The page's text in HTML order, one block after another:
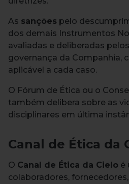
As sanções pelo
dos demais Instrumentos
avaliadas e deliberadas
governança da Companhia,
aplicável a cada caso.
O Fórum de Ética ou o
também delibera sobre as
disciplinares em última
Canal de Ética da
O Canal de Ética da Cielo é
colaboradores,